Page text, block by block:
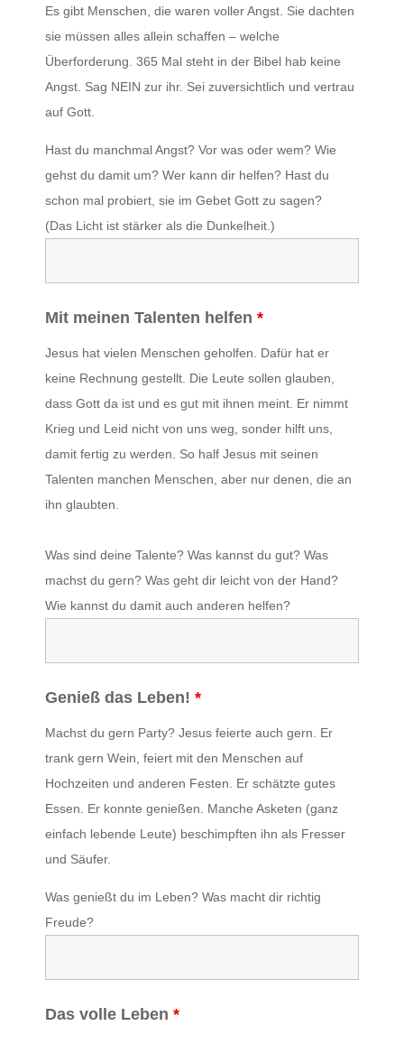
Es gibt Menschen, die waren voller Angst. Sie dachten
sie müssen alles allein schaffen – welche
Überforderung. 365 Mal steht in der Bibel hab keine
Angst. Sag NEIN zur ihr. Sei zuversichtlich und vertrau
auf Gott.
Hast du manchmal Angst? Vor was oder wem? Wie
gehst du damit um? Wer kann dir helfen? Hast du
schon mal probiert, sie im Gebet Gott zu sagen?
(Das Licht ist stärker als die Dunkelheit.)
Mit meinen Talenten helfen *
Jesus hat vielen Menschen geholfen. Dafür hat er
keine Rechnung gestellt. Die Leute sollen glauben,
dass Gott da ist und es gut mit ihnen meint. Er nimmt
Krieg und Leid nicht von uns weg, sonder hilft uns,
damit fertig zu werden. So half Jesus mit seinen
Talenten manchen Menschen, aber nur denen, die an
ihn glaubten.
Was sind deine Talente? Was kannst du gut? Was
machst du gern? Was geht dir leicht von der Hand?
Wie kannst du damit auch anderen helfen?
Genieß das Leben! *
Machst du gern Party? Jesus feierte auch gern. Er
trank gern Wein, feiert mit den Menschen auf
Hochzeiten und anderen Festen. Er schätzte gutes
Essen. Er konnte genießen. Manche Asketen (ganz
einfach lebende Leute) beschimpften ihn als Fresser
und Säufer.
Was genießt du im Leben? Was macht dir richtig
Freude?
Das volle Leben *